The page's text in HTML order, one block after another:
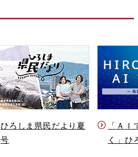
ひろしま県民だより夏
号
「Ａ
く」ひ